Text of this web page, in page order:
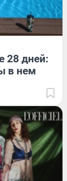
28 дней:
в нем